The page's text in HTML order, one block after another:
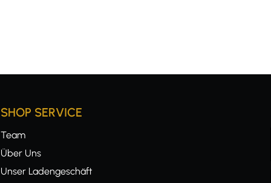
SHOP SERVICE
Team
Über Uns
Unser Ladengeschäft